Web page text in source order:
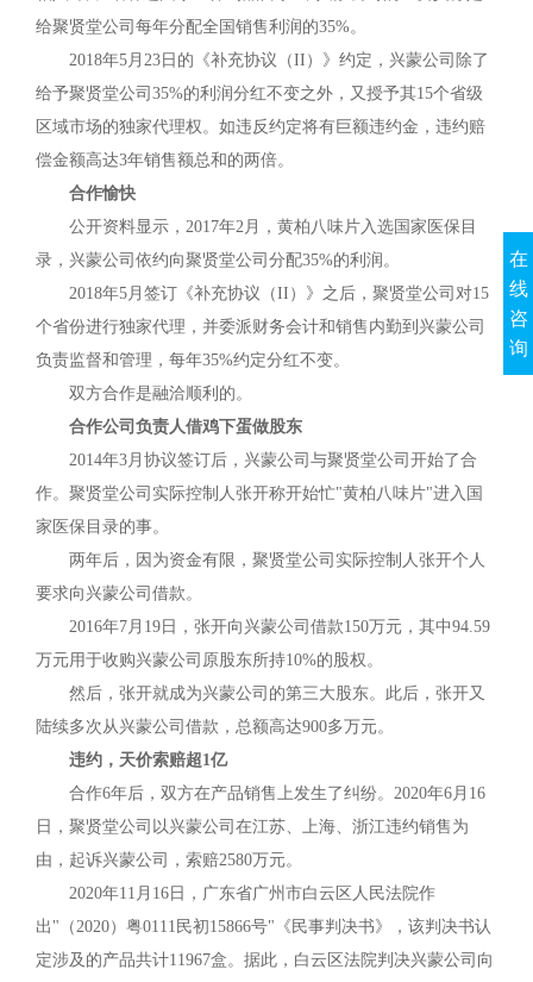
给聚贤堂公司每年分配全国销售利润的35%。
2018年5月23日的《补充协议（II）》约定，兴蒙公司除了
给予聚贤堂公司35%的利润分红不变之外，又授予其15个省级
区域市场的独家代理权。如违反约定将有巨额违约金，违约赔
偿金额高达3年销售额总和的两倍。
合作愉快
公开资料显示，2017年2月，黄柏八味片入选国家医保目
录，兴蒙公司依约向聚贤堂公司分配35%的利润。
2018年5月签订《补充协议（II）》之后，聚贤堂公司对15
个省份进行独家代理，并委派财务会计和销售内勤到兴蒙公司
负责监督和管理，每年35%约定分红不变。
双方合作是融洽顺利的。
合作公司负责人借鸡下蛋做股东
2014年3月协议签订后，兴蒙公司与聚贤堂公司开始了合
作。聚贤堂公司实际控制人张开称开始忙"黄柏八味片"进入国
家医保目录的事。
两年后，因为资金有限，聚贤堂公司实际控制人张开个人
要求向兴蒙公司借款。
2016年7月19日，张开向兴蒙公司借款150万元，其中94.59
万元用于收购兴蒙公司原股东所持10%的股权。
然后，张开就成为兴蒙公司的第三大股东。此后，张开又
陆续多次从兴蒙公司借款，总额高达900多万元。
违约，天价索赔超1亿
合作6年后，双方在产品销售上发生了纠纷。2020年6月16
日，聚贤堂公司以兴蒙公司在江苏、上海、浙江违约销售为
由，起诉兴蒙公司，索赔2580万元。
2020年11月16日，广东省广州市白云区人民法院作
出"（2020）粤0111民初15866号"《民事判决书》，该判决书认
定涉及的产品共计11967盒。据此，白云区法院判决兴蒙公司向
在
线
咨
询